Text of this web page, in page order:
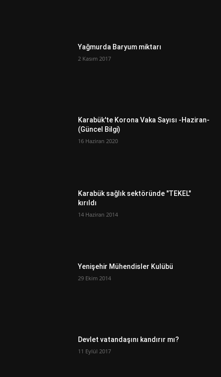
Yağmurda Baryum miktarı
2 Kasım 2017
Karabük'te Korona Vaka Sayısı -Haziran-
(Güncel Bilgi)
16 Haziran 2020
Karabük sağlık sektöründe "TEKEL"
kırıldı
14 Haziran 2014
Yenişehir Mühendisler Kulübü
29 Ekim 2014
Devlet vatandaşını kandırır mı?
11 Eylül 2017